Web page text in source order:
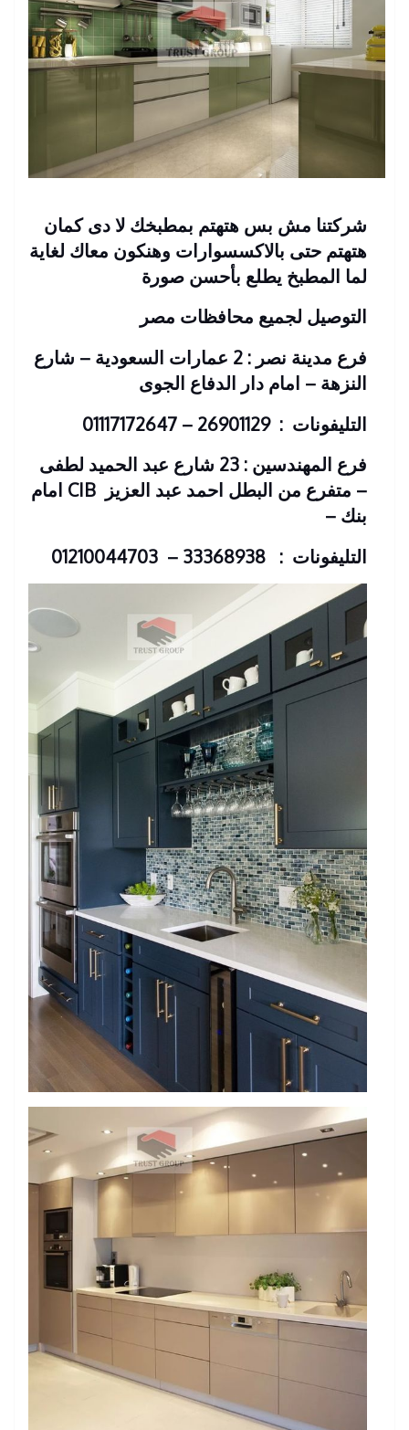
شركتنا مش بس هتهتم بمطبخك لا دى كمان
هتهتم حتى بالاكسسوارات وهنكون معاك لغاية
لما المطبخ يطلع بأحسن صورة
التوصيل لجميع محافظات مصر
فرع مدينة نصر : 2 عمارات السعودية – شارع
النزهة – امام دار الدفاع الجوى
التليفونات : 26901129 – 01117172647
فرع المهندسين : 23 شارع عبد الحميد لطفى
– متفرع من البطل احمد عبد العزيز
CIB امام
بنك –
التليفونات : 33368938 – 01210044703